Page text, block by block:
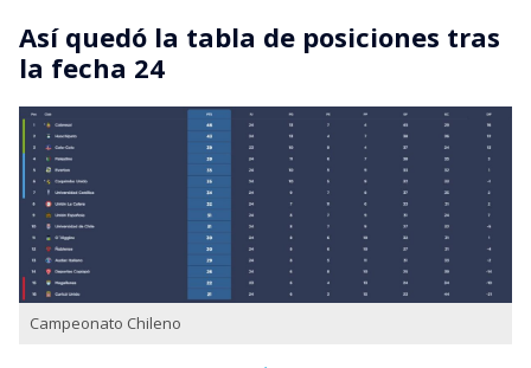
Así quedó la tabla de posiciones tras
la fecha 24
Campeonato Chileno